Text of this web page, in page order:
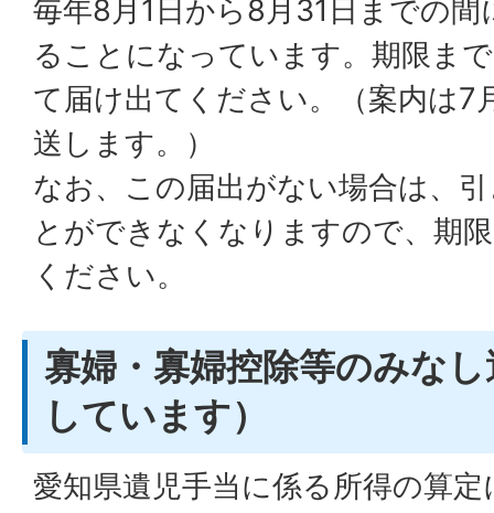
毎年8月1日から8月31日までの間
ることになっています。期限ま
て届け出てください。（案内は7
送します。）
なお、この届出がない場合は、
とができなくなりますので、期
ください。
寡婦・寡婦控除等のみな
しています）
愛知県遺児手当に係る所得の算